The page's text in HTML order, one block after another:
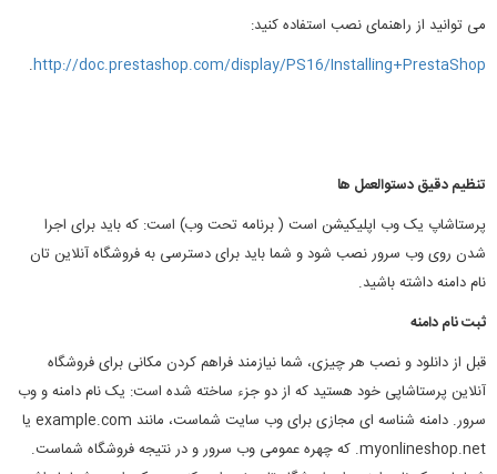
می توانید از راهنمای نصب استفاده کنید:
http://doc.prestashop.com/display/PS16/Installing+PrestaShop
.
تنظیم دقیق دستوالعمل ها
پرستاشاپ یک وب اپلیکیشن است ( برنامه تحت وب) است: که باید برای اجرا
شدن روی وب سرور نصب شود و شما باید برای دسترسی به فروشگاه آنلاین تان
نام دامنه داشته باشید.
ثبت نام دامنه
قبل از دانلود و نصب هر چیزی، شما نیازمند فراهم کردن مکانی برای فروشگاه
آنلاین پرستاشاپی خود هستید که از دو جزء ساخته شده است: یک نام دامنه و وب
سرور. دامنه شناسه ای مجازی برای وب سایت شماست، مانند example.com یا
myonlineshop.net. که چهره عمومی وب سرور و در نتیجه فروشگاه شماست.